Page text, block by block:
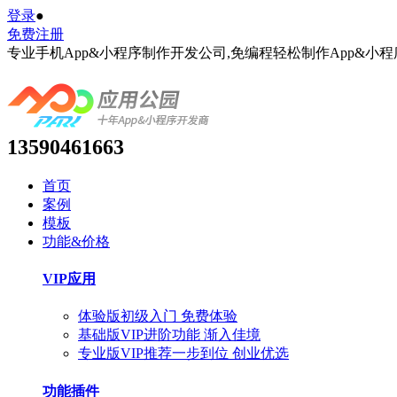
登录●
免费注册
专业手机App&小程序制作开发公司,免编程轻松制作App&小程
13590461663
首页
案例
模板
功能&价格
VIP应用
体验版初级入门 免费体验
基础版VIP进阶功能 渐入佳境
专业版VIP推荐一步到位 创业优选
功能插件